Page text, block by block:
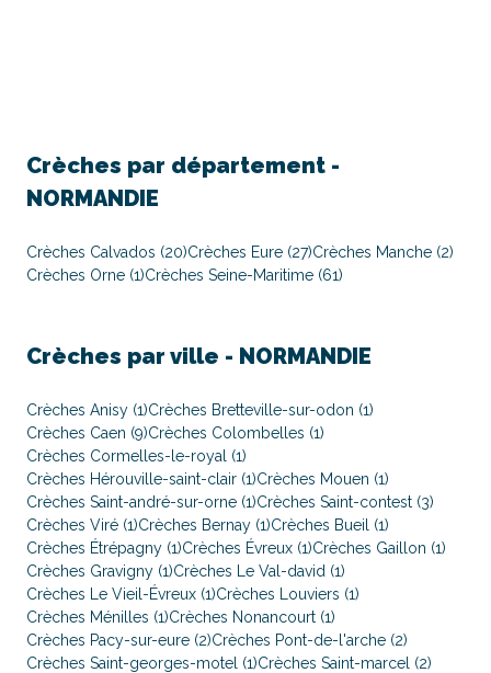
Crèches par département -
NORMANDIE
Crèches Calvados (20)Crèches Eure (27)Crèches Manche (2)
Crèches Orne (1)Crèches Seine-Maritime (61)
Crèches par ville - NORMANDIE
Crèches Anisy (1)Crèches Bretteville-sur-odon (1)
Crèches Caen (9)Crèches Colombelles (1)
Crèches Cormelles-le-royal (1)
Crèches Hérouville-saint-clair (1)Crèches Mouen (1)
Crèches Saint-andré-sur-orne (1)Crèches Saint-contest (3)
Crèches Viré (1)Crèches Bernay (1)Crèches Bueil (1)
Crèches Étrépagny (1)Crèches Évreux (1)Crèches Gaillon (1)
Crèches Gravigny (1)Crèches Le Val-david (1)
Crèches Le Vieil-Évreux (1)Crèches Louviers (1)
Crèches Ménilles (1)Crèches Nonancourt (1)
Crèches Pacy-sur-eure (2)Crèches Pont-de-l'arche (2)
Crèches Saint-georges-motel (1)Crèches Saint-marcel (2)